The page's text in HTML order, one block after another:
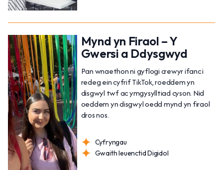
Mynd yn Firaol – Y
Gwersi a Ddysgwyd
Pan wnaethon ni gyflogi crewyr ifanc i
redeg ein cyfrif TikTok, roeddem yn
disgwyl twf ac ymgysylltiad cyson. Nid
oeddem yn disgwyl oedd mynd yn firaol
dros nos.
Cyfryngau
Gwaith Ieuenctid Digidol